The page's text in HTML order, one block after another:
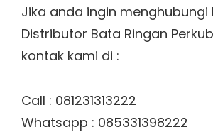
Jika anda ingin menghubungi
Distributor Bata Ringan
kontak kami di :
Call : 081231313222
Whatsapp : 085331398222